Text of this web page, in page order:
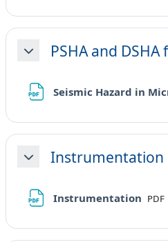
MinimizzaPSHA and
Seismic Hazard in
MinimizzaInstrumentation
Instrumentation File
PDF